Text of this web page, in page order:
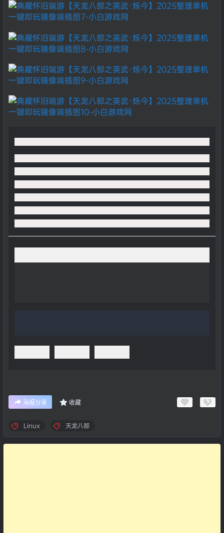
海报分享 收藏
Linux 天龙八部